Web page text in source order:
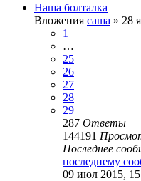
Наша болталка
Вложения саша » 28
1
…
25
26
27
28
29
287 Ответы
144191
Последнее
последнему
09 июл 2015,